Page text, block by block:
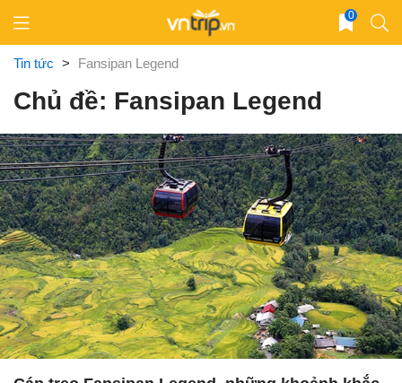
content
0
Tin tức > Fansipan Legend
Chủ đề: Fansipan Legend